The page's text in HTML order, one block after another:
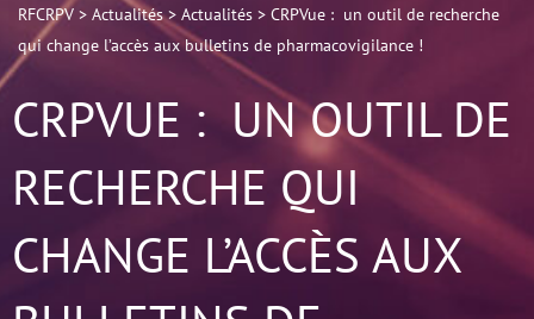
RFCRPV> Actualités> Actualités> CRPVue : un outil de recherche
qui change l’accès aux bulletins de pharmacovigilance !
CRPVUE : UN OUTIL DE
RECHERCHE QUI
CHANGE L’ACCÈS AUX